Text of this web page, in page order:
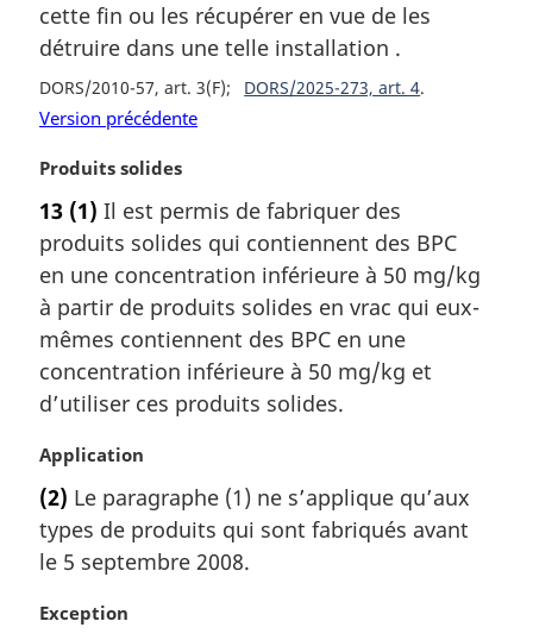
g
i
n
l
e
cette fin ou les récupérer en vue de les
détruire dans une telle installation .
DORS/2010-57, art. 3(F) DORS/2025-273, art. 4
Version précédente
N
t
e
m
a
g
i
n
l
:
Produits solides
13 (1) Il est permis de fabriquer des
produits solides qui contiennent des BPC
en une concentration inférieure à 50 mg/kg
à partir de produits solides en vrac qui eux-
mêmes contiennent des BPC en une
concentration inférieure à 50 mg/kg et
d’utiliser ces produits solides.
N
t
e
m
r
Application
(2) Le paragraphe (1) ne s’applique qu’aux
types de produits qui sont fabriqués avant
le 5 septembre 2008.
N
Exception